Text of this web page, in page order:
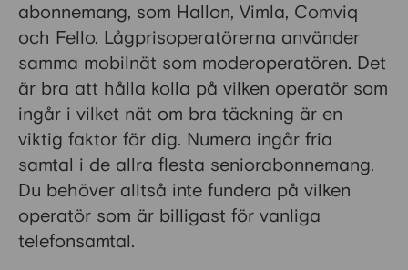
abonnemang, som Hallon, Vimla, Comviq
och Fello. Lågprisoperatörerna använder
samma mobilnät som moderoperatören. Det
är bra att hålla kolla på vilken operatör som
ingår i vilket nät om bra täckning är en
viktig faktor för dig. Numera ingår fria
samtal i de allra flesta seniorabonnemang.
Du behöver alltså inte fundera på vilken
operatör som är billigast för vanliga
telefonsamtal.